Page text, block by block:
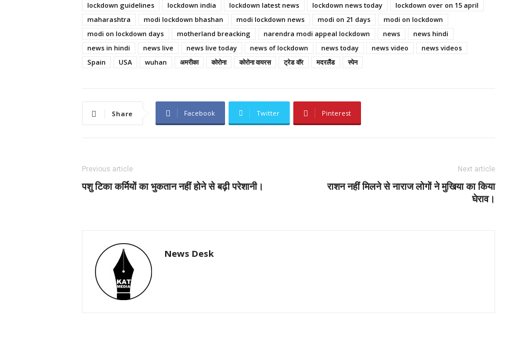
lockdown guidelines
lockdown india lockdown latest news lockdown news today
lockdown over on 15 april
maharashtra
modi lockdown bhashan modi lockdown news modi on 21 days
modi on lockdown
modi on lockdown days
motherland breacking narendra modi appeal lockdown news
news hindi
news in hindi
news live news live today news of lockdown news today news video
news videos
Spain
USA wuhan अमरीका कोरोना कोरोना वायरस ट्रेड वॉर मदरलैंड स्पेन
Share Facebook Twitter Pinterest
Previous article
पशु टिका कर्मियों का भुकतान नहीं होने से बढ़ी परेशानी।
Next article
राशन नहीं मिलने से नाराज लोगों ने मुखिया का किया
घेराव।
News Desk